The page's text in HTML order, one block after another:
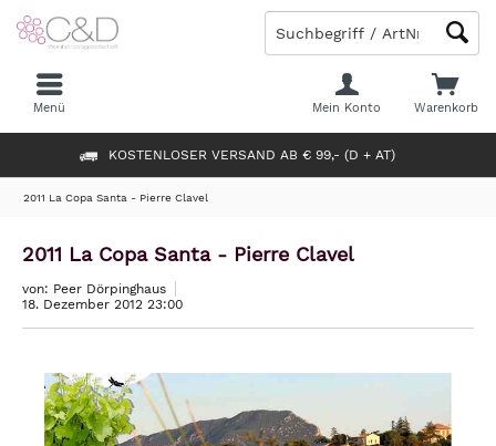
KOSTENLOSER VERSAND AB € 99,- (D + AT)
Warenkorb
Mein Konto
Menü
2011 La Copa Santa - Pierre Clavel
2011 La Copa Santa - Pierre Clavel
von: Peer Dörpinghaus
18. Dezember 2012 23:00